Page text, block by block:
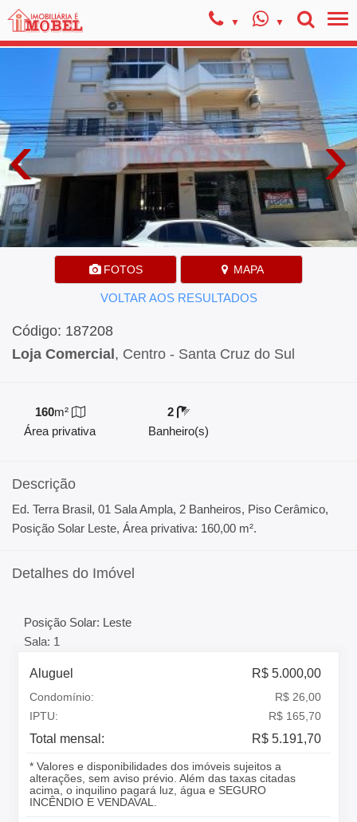
‹ ›
FOTOS MAPA
VOLTAR AOS RESULTADOS
Código: 187208
Loja Comercial , Centro - Santa Cruz do Sul
160m²
Área privativa
2
Banheiro(s)
Descrição
Ed. Terra Brasil, 01 Sala Ampla, 2 Banheiros, Piso Cerâmico,
Posição Solar Leste, Área privativa: 160,00 m².
Detalhes do Imóvel
Posição Solar: Leste
Sala: 1
Aluguel R$ 5.000,00
Condomínio:
R$ 26,00
IPTU:
R$ 165,70
Total mensal: R$ 5.191,70
* Valores e disponibilidades dos imóveis sujeitos a
alterações, sem aviso prévio. Além das taxas citadas
acima, o inquilino pagará luz, água e SEGURO
INCÊNDIO E VENDAVAL.